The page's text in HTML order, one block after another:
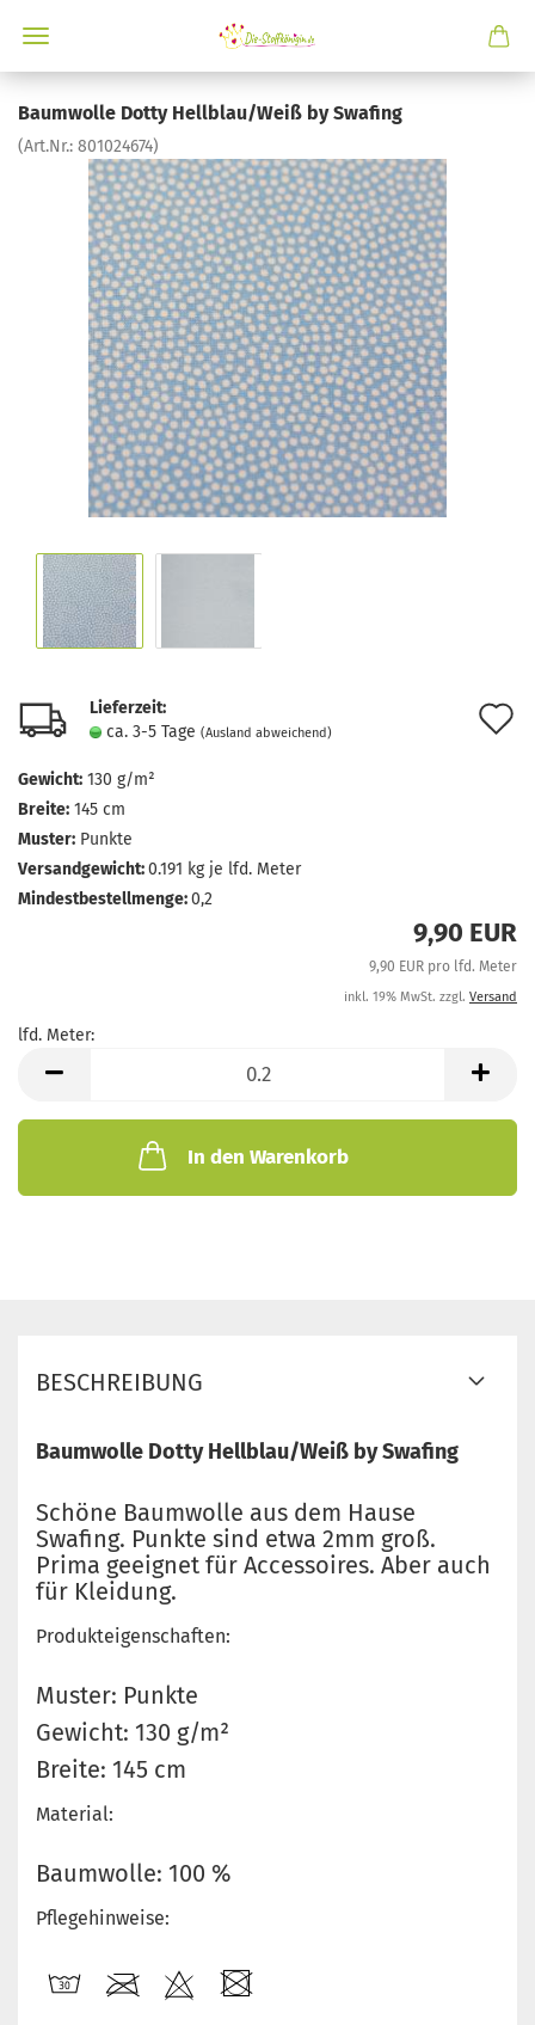
Baumwolle Dotty Hellblau/Weiß by Swafing
(Art.Nr.: 801024674)
Lieferzeit:
ca. 3-5 Tage (Ausland abweichend)
Gewicht: 130 g/m²
Breite: 145 cm
Muster: Punkte
Versandgewicht:0.191 kg je lfd. Meter
Mindestbestellmenge:0,2
9,90 EUR
9,90 EUR pro lfd. Meter
inkl. 19% MwSt. zzgl. Versand
lfd. Meter:
Meter
In den Warenkorb
BESCHREIBUNG
Baumwolle Dotty Hellblau/Weiß by Swafing
Schöne Baumwolle aus dem Hause
Swafing. Punkte sind etwa 2mm groß.
Prima geeignet für Accessoires. Aber auch
für Kleidung.
Produkteigenschaften:
Muster: Punkte
Gewicht: 130 g/m²
Breite: 145 cm
Material:
Baumwolle: 100 %
Pflegehinweise: